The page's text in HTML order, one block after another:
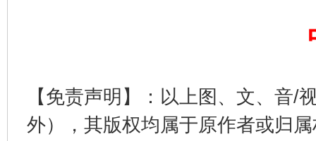
【免责声明】：以上图、文、音/
外），其版权均属于原作者或归